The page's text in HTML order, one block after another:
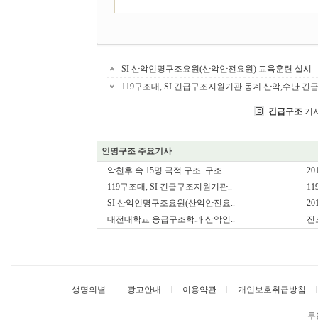
SI 산악인명구조요원(산악안전요원) 교육훈련 실시
119구조대, SI 긴급구조지원기관 동계 산악,수난 긴
긴급구조 기
인명구조 주요기사
악천후 속 15명 극적 구조..구조..
119구조대, SI 긴급구조지원기관..
SI 산악인명구조요원(산악안전요..
대전대학교 응급구조학과 산악인..
진
생명의별 광고안내 이용약관 개인보호취급방침
무